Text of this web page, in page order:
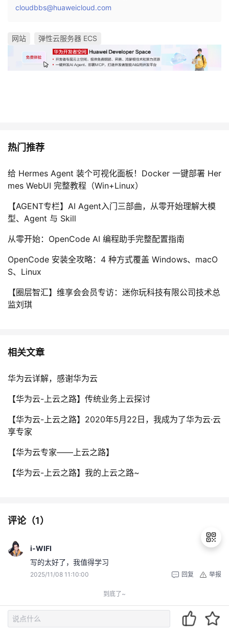
cloudbbs@huaweicloud.com
网站 弹性云服务器 ECS
热门推荐
给 Hermes Agent 装个可视化面板！Docker 一键部署 Her
mes WebUI 完整教程（Win+Linux）
【AGENT专栏】AI Agent入门三部曲，从零开始理解大模
型、Agent 与 Skill
从零开始：OpenCode AI 编程助手完整配置指南
OpenCode 安装全攻略：4 种方式覆盖 Windows、macO
S、Linux
【圈层智汇】维享会会员专访：迷你玩科技有限公司技术总
监刘琪
相关文章
华为云详解，感谢华为云
【华为云-上云之路】传统业务上云探讨
【华为云-上云之路】2020年5月22日，我成为了华为云·云
享专家
【华为云专家——上云之路】
【华为云-上云之路】我的上云之路~
评论（1）
i-WIFI
写的太好了，我值得学习
2025/11/08 11:10:00 举报
回复
到底了~